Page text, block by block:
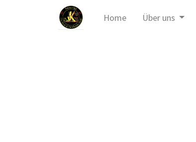
Home Über uns